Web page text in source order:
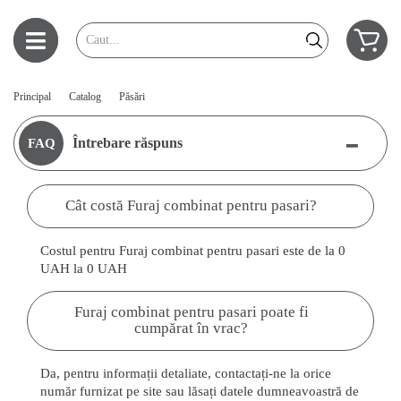
Principal Catalog Păsări
FAQ Întrebare răspuns -
Cât costă Furaj combinat pentru pasari?
Costul pentru Furaj combinat pentru pasari este de la 0
UAH la 0 UAH
Furaj combinat pentru pasari poate fi
cumpărat în vrac?
Da, pentru informații detaliate, contactați-ne la orice
număr furnizat pe site sau lăsați datele dumneavoastră de